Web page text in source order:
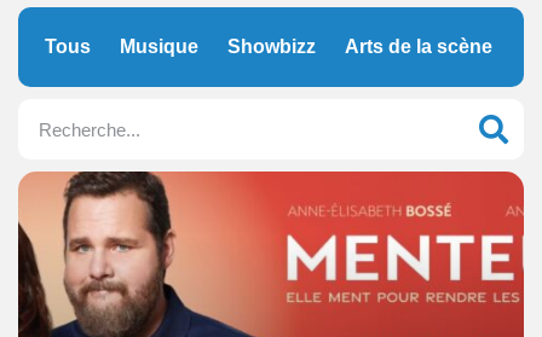
Tous Musique Showbizz Arts de la scène